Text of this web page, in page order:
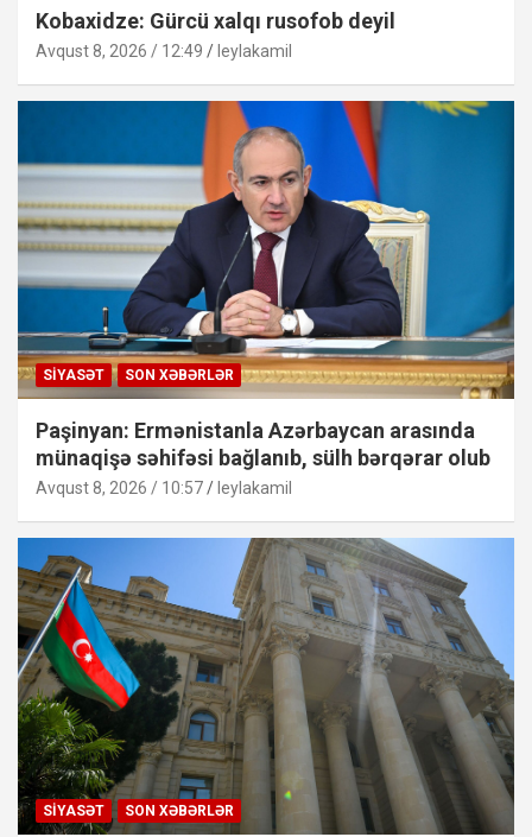
Kobaxidze: Gürcü xalqı rusofob deyil
Avqust 8, 2026 / 12:49 leylakamil
SIYASƏT SON XƏBƏRLƏR
Paşinyan: Ermənistanla Azərbaycan arasında
münaqişə səhifəsi bağlanıb, sülh bərqərar olub
Avqust 8, 2026 / 10:57 leylakamil
SIYASƏT SON XƏBƏRLƏR